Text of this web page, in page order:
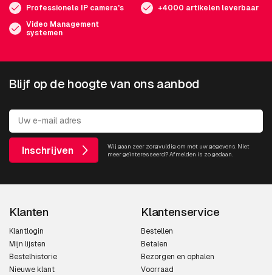
Professionele IP camera's
+4000 artikelen leverbaar
Video Management
systemen
Blijf op de hoogte van ons aanbod
Inschrijven
Wij gaan zeer zorgvuldig om met uw gegevens. Niet
meer geïnteresseerd? Afmelden is zo gedaan.
Klanten
Klantlogin
Mijn lijsten
Bestelhistorie
Nieuwe klant
Klantenservice
Bestellen
Betalen
Bezorgen en ophalen
Voorraad